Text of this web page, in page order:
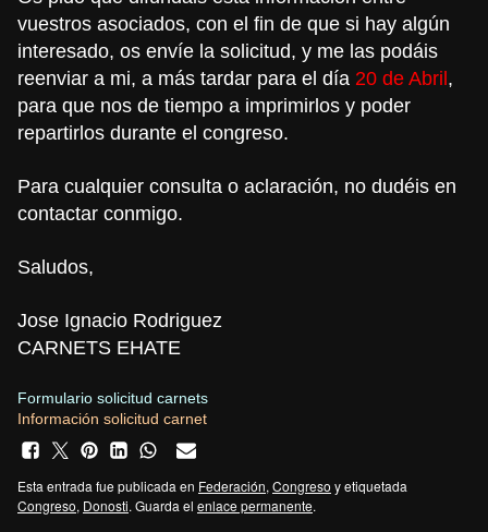
vuestros asociados, con el fin de que si hay algún
interesado, os envíe la solicitud, y me las podáis
reenviar a mi, a más tardar para el día 20 de Abril,
para que nos de tiempo a imprimirlos y poder
repartirlos durante el congreso.
Para cualquier consulta o aclaración, no dudéis en
contactar conmigo.
Saludos,
Jose Ignacio Rodriguez
CARNETS EHATE
Formulario solicitud carnets
Información solicitud carnet
Esta entrada fue publicada en Federación, Congreso y etiquetada
Congreso, Donosti. Guarda el enlace permanente.